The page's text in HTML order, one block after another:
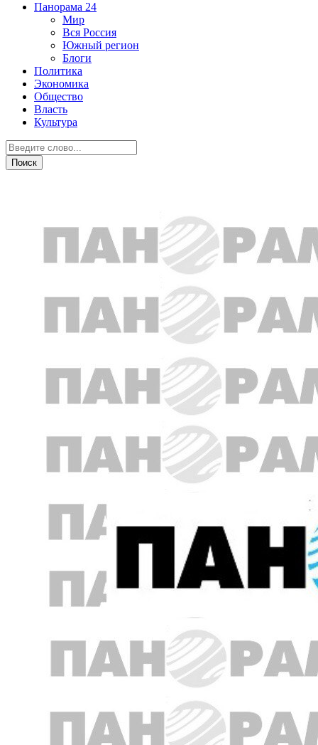
Панорама 24
Мир
Вся Россия
Южный регион
Блоги
Политика
Экономика
Общество
Власть
Культура